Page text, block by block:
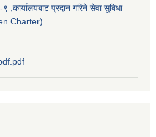
-९ ,कार्यालयबाट प्रदान गरिने सेवा सुबिधा
Charter)